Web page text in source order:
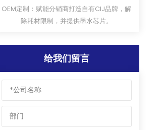
品牌，解
机
CYCJET LU15F系列紫外飞行激光打印机
高工作功率，可满足高速二维码、数据
过国际认证CE、FDA。
给我们留言